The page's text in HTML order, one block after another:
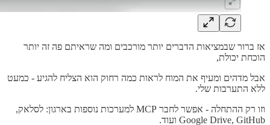
אז ברור שבמציאות הדברים יותר מורכבים ומה שראיתם פה זה יותר
הוכחת יכולת,
אבל מדהים ומעיף את המוח לראות כמה רחוק הוא הצליח להגיע - כמעט
ללא התערבות שלי.
וזו רק ההתחלה - אפשר לחבר MCP למערכות נוספות בארגון: לסלאק,
Google Drive, GitHub ועוד.